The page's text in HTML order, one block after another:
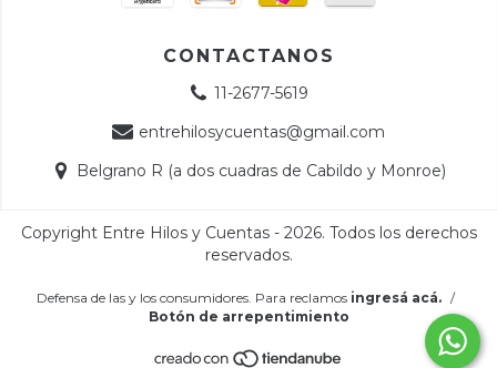
CONTACTANOS
11-2677-5619
entrehilosycuentas@gmail.com
Belgrano R (a dos cuadras de Cabildo y Monroe)
Copyright Entre Hilos y Cuentas - 2026. Todos los derechos
reservados.
Defensa de las y los consumidores. Para reclamos ingresá acá. /
Botón de arrepentimiento